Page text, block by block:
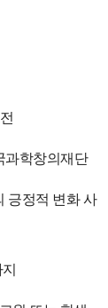
과학창의재단
긍정적 변화 사